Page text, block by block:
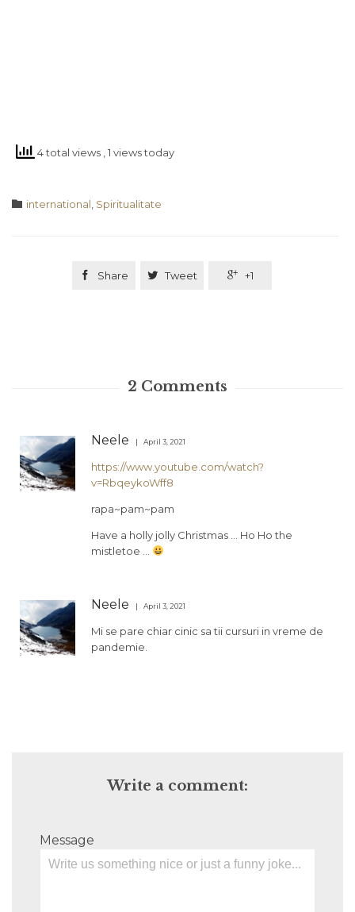
4 total views , 1 views today
 Category
international Spiritualitate
 Share  Tweet  +1
2 Comments
Neele April 3, 2021
https://www.youtube.com/watch?
v=RbqeykoWff8
rapa~pam~pam
Have a holly jolly Christmas … Ho Ho the
mistletoe …
Neele April 3, 2021
Mi se pare chiar cinic sa tii cursuri in vreme de
pandemie.
Write a comment:
Message